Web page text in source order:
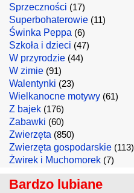
Sprzeczności (17)
Superbohaterowie (11)
Świnka Peppa (6)
Szkoła i dzieci (47)
W przyrodzie (44)
W zimie (91)
Walentynki (23)
Wielkanocne motywy (61)
Z bajek (176)
Zabawki (60)
Zwierzęta (850)
Zwierzęta gospodarskie (113)
Żwirek i Muchomorek (7)
Bardzo lubiane